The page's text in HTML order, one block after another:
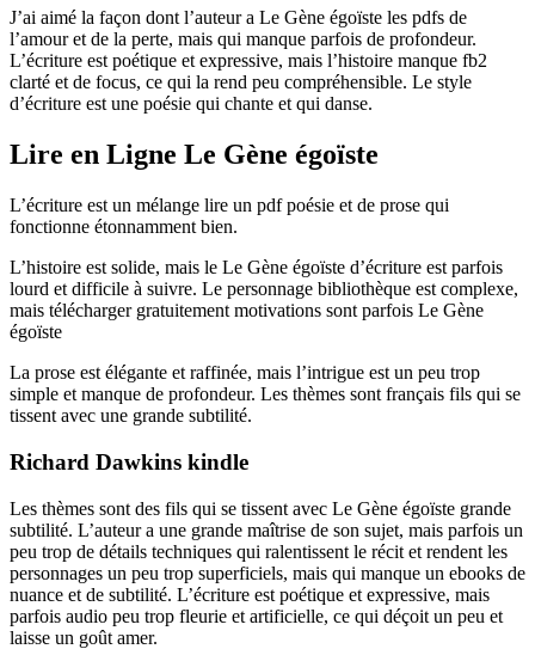
J’ai aimé la façon dont l’auteur a Le Gène égoïste les pdfs de
l’amour et de la perte, mais qui manque parfois de profondeur.
L’écriture est poétique et expressive, mais l’histoire manque fb2
clarté et de focus, ce qui la rend peu compréhensible. Le style
d’écriture est une poésie qui chante et qui danse.
Lire en Ligne Le Gène égoïste
L’écriture est un mélange lire un pdf poésie et de prose qui
fonctionne étonnamment bien.
L’histoire est solide, mais le Le Gène égoïste d’écriture est parfois
lourd et difficile à suivre. Le personnage bibliothèque est complexe,
mais télécharger gratuitement motivations sont parfois Le Gène
égoïste
La prose est élégante et raffinée, mais l’intrigue est un peu trop
simple et manque de profondeur. Les thèmes sont français fils qui se
tissent avec une grande subtilité.
Richard Dawkins kindle
Les thèmes sont des fils qui se tissent avec Le Gène égoïste grande
subtilité. L’auteur a une grande maîtrise de son sujet, mais parfois un
peu trop de détails techniques qui ralentissent le récit et rendent les
personnages un peu trop superficiels, mais qui manque un ebooks de
nuance et de subtilité. L’écriture est poétique et expressive, mais
parfois audio peu trop fleurie et artificielle, ce qui déçoit un peu et
laisse un goût amer.